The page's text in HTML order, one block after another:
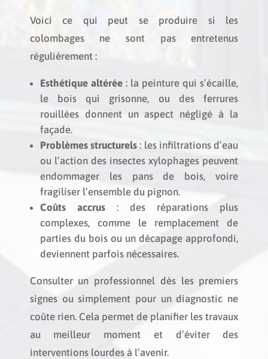
Voici ce qui peut se produire si les
colombages ne sont pas entretenus
régulièrement :
Esthétique altérée: la peinture qui s’écaille,
le bois qui grisonne, ou des ferrures
rouillées donnent un aspect négligé à la
façade.
Problèmes structurels : les infiltrations d’eau
ou l’action des insectes xylophages peuvent
endommager les pans de bois, voire
fragiliser l’ensemble du pignon.
Coûts accrus: des réparations plus
complexes, comme le remplacement de
parties du bois ou un décapage approfondi,
deviennent parfois nécessaires.
Consulter un professionnel dès les premiers
signes ou simplement pour un diagnostic ne
coûte rien. Cela permet de planifier les travaux
au meilleur moment et d’éviter des
interventions lourdes à l’avenir.